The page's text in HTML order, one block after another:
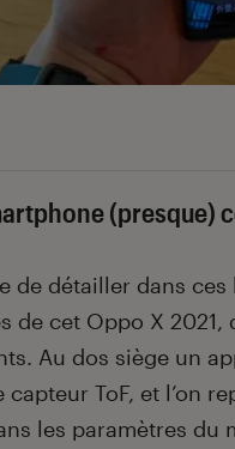
(presque)
de détailler dans
de cet Oppo X
Au dos siège un
capteur ToF, et l’on
les paramètres du